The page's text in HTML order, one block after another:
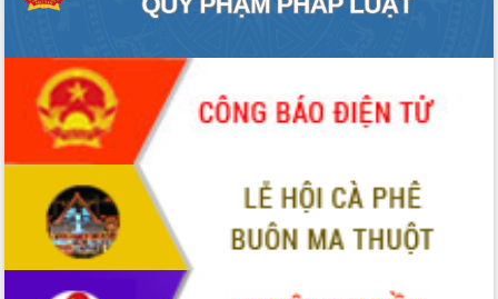
Họp báo thông tin về Hội nghị Công bố
Lắk
Khơi thông điểm nghẽn, đẩy nhanh
giải ngân vốn khắc phục thiên tai
HĐND tỉnh thông qua điều chỉnh Quy
hoạch tỉnh thời kỳ 2021-2030
Hội thảo góp ý hồ sơ điều chỉnh quy
hoạch tỉnh Đắk Lắk thời kỳ 2021-2030,
tầm nhìn đến năm 2050
Nâng cao hiệu quả hoạt động của các